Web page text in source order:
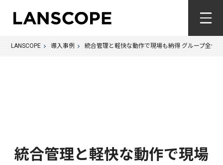
統合管理と軽快な動作で現場
LANSCOPE 導入事例 統合管理と軽快な動作で現場も納得 グループ全体